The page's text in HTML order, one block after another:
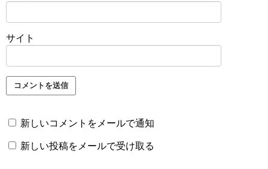
サイト
新しいコメントをメールで通知
新しい投稿をメールで受け取る